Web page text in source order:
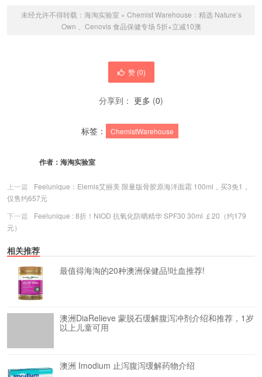
未经允许不得转载： 海淘实验室 » Chemist Warehouse：精选 Nature’s
Own 、Cenovis 食品保健专场 5折+立减10澳
赞 (0)
分享到： 更多 (0)
标签： ChemistWarehouse
作者： 海淘实验室
上一篇
Feelunique：Elemis艾丽美 限量版骨胶原海洋面霜 100ml，买3免1，
仅售约657元
下一篇
Feelunique : 8折！NIOD 抗氧化防晒精华 SPF30 30ml ￡20（约179
元）
相关推荐
最值得海淘的20种澳洲保健品!吐血推荐!
澳洲DiaRelieve 蒙脱石缓解腹泻冲剂介绍和推荐，1岁
以上儿童可用
澳洲 Imodium 止泻腹泻缓解药物介绍